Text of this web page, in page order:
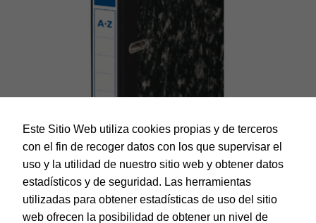
Este Sitio Web utiliza cookies propias y de terceros
con el fin de recoger datos con los que supervisar el
uso y la utilidad de nuestro sitio web y obtener datos
estadísticos y de seguridad. Las herramientas
utilizadas para obtener estadísticas de uso del sitio
web ofrecen la posibilidad de obtener un nivel de